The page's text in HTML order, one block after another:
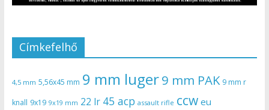
Címkefelhő
4,5 mm 5,56x45 mm 9 mm luger9 mm PAK 9 mm r
knall 9x19 9x19 mm 22 lr 45 acp assault rifle ccw eu